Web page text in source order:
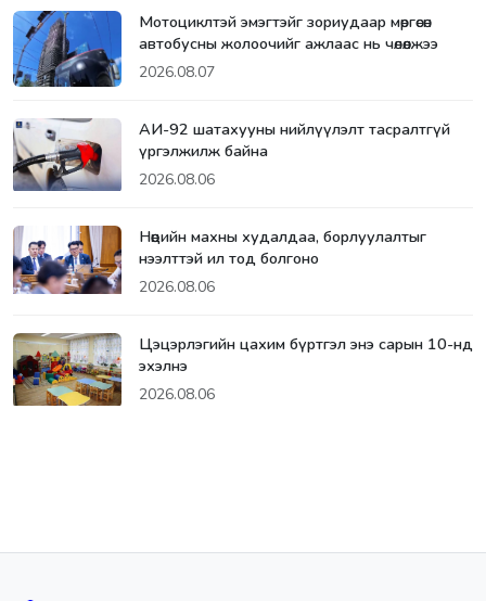
Мотоциклтэй эмэгтэйг зориудаар мөргөсөн
автобусны жолоочийг ажлаас нь чөлөөлжээ
2026.08.07
АИ-92 шатахууны нийлүүлэлт тасралтгүй
үргэлжилж байна
2026.08.06
Нөөцийн махны худалдаа, борлуулалтыг
нээлттэй ил тод болгоно
2026.08.06
Цэцэрлэгийн цахим бүртгэл энэ сарын 10-нд
эхэлнэ
2026.08.06